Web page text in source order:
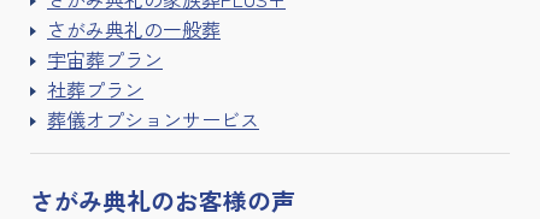
さがみ典礼の一般葬
宇宙葬プラン
社葬プラン
葬儀オプションサービス
さがみ典礼のお客様の声